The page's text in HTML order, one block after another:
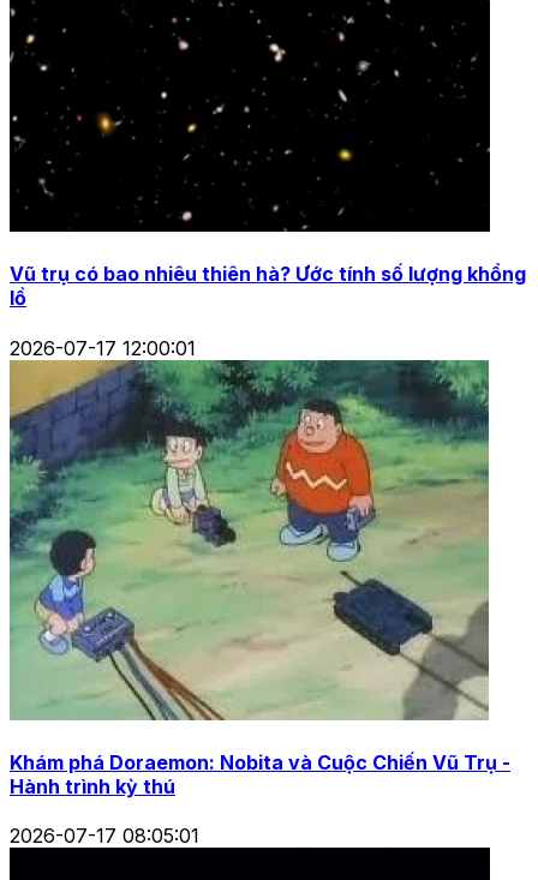
Vũ trụ có bao nhiêu thiên hà? Ước tính số lượng khổng
lồ
2026-07-17 12:00:01
Khám phá Doraemon: Nobita và Cuộc Chiến Vũ Trụ -
Hành trình kỳ thú
2026-07-17 08:05:01